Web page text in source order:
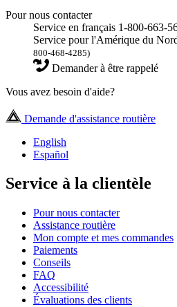
Pour nous contacter
Service en français 1-800-663-
Service pour l'Amérique du
800-468-4285)
Demander à être rappelé
Vous avez besoin d'aide?
Demande d'assistance routière
English
Español
Service à la clientèle
Pour nous contacter
Assistance routière
Mon compte et mes commandes
Paiements
Conseils
FAQ
Accessibilité
Évaluations des clients